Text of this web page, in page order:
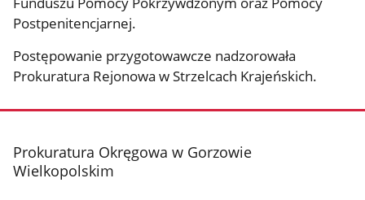
Postpenitencjarnej.
Postępowanie przygotowawcze nadzorowała
Prokuratura Rejonowa w Strzelcach Krajeńskich.
stopka
Prokuratura Okręgowa w Gorzowie
Wielkopolskim